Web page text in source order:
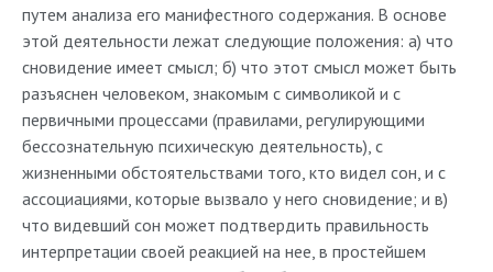
путем анализа его манифестного содержания. В основе
этой деятельности лежат следующие положения: а) что
сновидение имеет смысл; б) что этот смысл может быть
разъяснен человеком, знакомым с символикой и с
первичными процессами (правилами, регулирующими
бессознательную психическую деятельность), с
жизненными обстоятельствами того, кто видел сон, и с
ассоциациями, которые вызвало у него сновидение; и в)
что видевший сон может подтвердить правильность
интерпретации своей реакцией на нее, в простейшем